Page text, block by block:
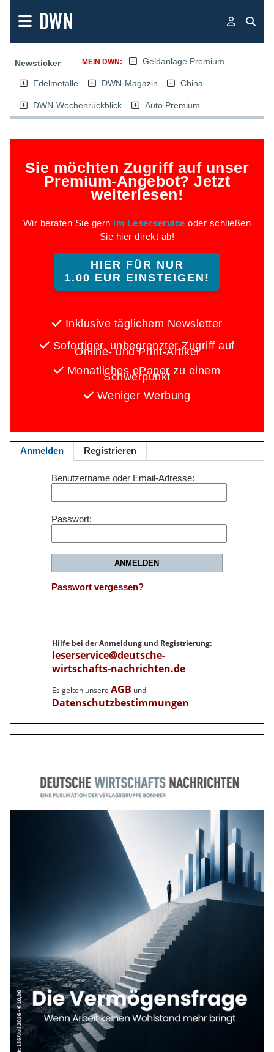
Newsticker MEIN DWN: Geldanlage Premium
Edelmetalle DWN-Magazin China
DWN-Wochenrückblick Auto Premium
Sie möchten Zugriff auf unser
Premium-Angebot? Jetzt
weiterlesen!
Wir beraten Sie gern im Leserservice oder schließen
Sie hier direkt ab!
HIER FÜR NUR
1.00 EUR EINSTEIGEN!
Inklusive täglichem Newsletter
Sofortiger, unbegrenzter Zugriff auf
Online- und Print-Artikel
Monatliches ePaper zu einem
Schwerpunkt
Weniger Werbung
Anmelden Registrieren
Benutzername oder Email-Adresse
Passwort
ANMELDEN
Passwort vergessen?
Hilfe bei der Anmeldung und Registrierung:
leserservice@deutsche-
wirtschafts-nachrichten.de
Es gelten unsere AGB und
Datenschutzbestimmungen